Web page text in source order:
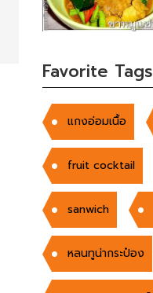
Favorite Tags
แกงอ่อมเนื้อ
fruit cocktail
sanwich
หลนทูน่ากระป๋อง